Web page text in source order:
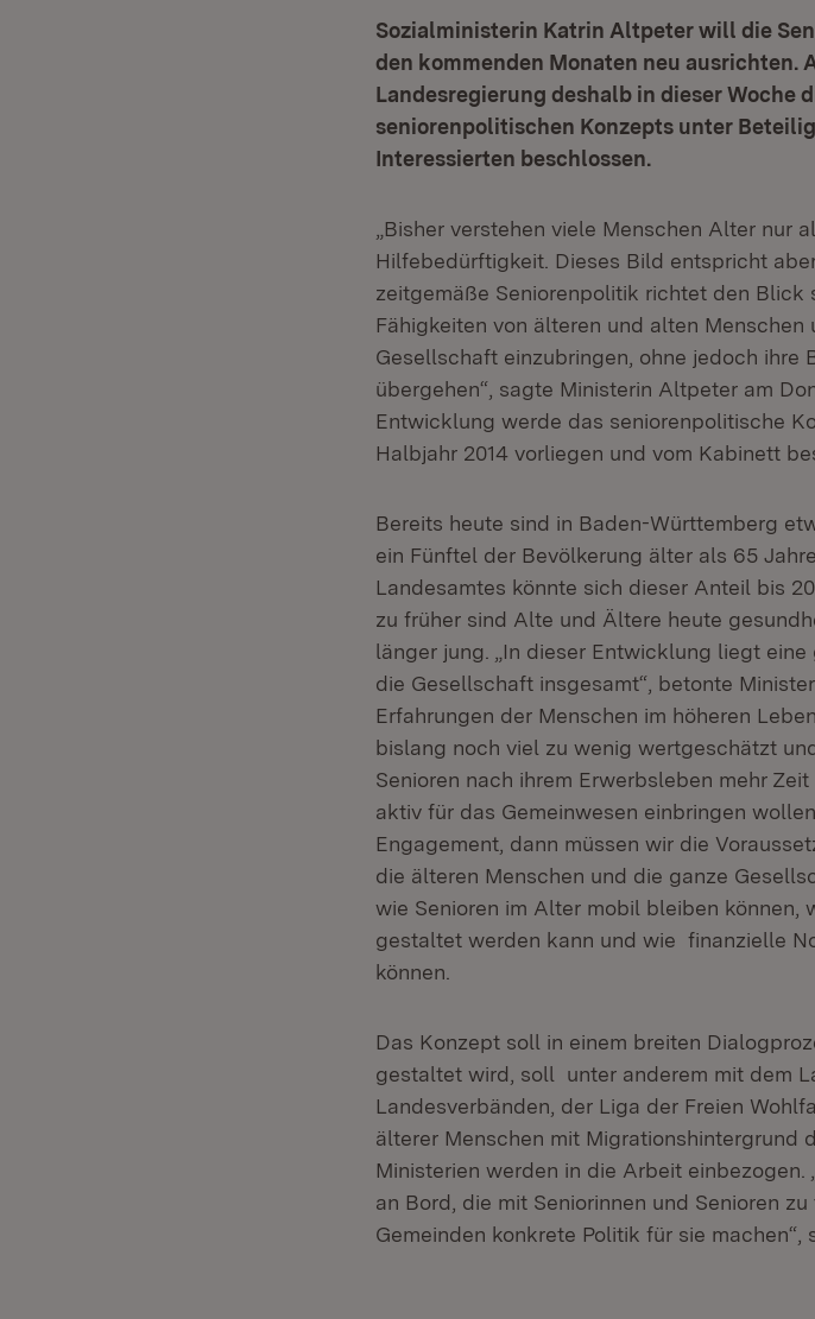
Sozialministerin Katrin Altpeter will die
den kommenden Monaten neu ausrichten.
Landesregierung deshalb in dieser Woche
seniorenpolitischen Konzepts unter
Interessierten beschlossen.
„Bisher verstehen viele Menschen Alter nur
Hilfebedürftigkeit. Dieses Bild entspricht
zeitgemäße Seniorenpolitik richtet den Blick
Fähigkeiten von älteren und alten
Gesellschaft einzubringen, ohne jedoch ihre
übergehen“, sagte Ministerin Altpeter am
Entwicklung werde das seniorenpolitische
Halbjahr 2014 vorliegen und vom Kabinett
Bereits heute sind in Baden-Württemberg
ein Fünftel der Bevölkerung älter als 65
Landesamtes könnte sich dieser Anteil bis
zu früher sind Alte und Ältere heute
länger jung. „In dieser Entwicklung liegt
die Gesellschaft insgesamt“, betonte
Erfahrungen der Menschen im höheren
bislang noch viel zu wenig wertgeschätzt
Senioren nach ihrem Erwerbsleben mehr
aktiv für das Gemeinwesen einbringen
Engagement, dann müssen wir die
die älteren Menschen und die ganze
wie Senioren im Alter mobil bleiben können,
gestaltet werden kann und wie finanzielle
können.
Das Konzept soll in einem breiten
gestaltet wird, soll unter anderem mit dem
Landesverbänden, der Liga der Freien
älterer Menschen mit Migrationshintergrund
Ministerien werden in die Arbeit
an Bord, die mit Seniorinnen und Senioren
Gemeinden konkrete Politik für sie machen“,